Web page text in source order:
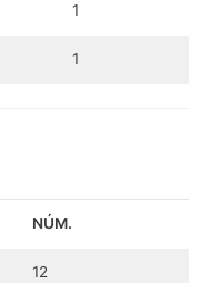
1
1
NÚM.
12